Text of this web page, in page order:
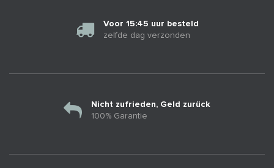
Voor 15:45 uur besteld
zelfde dag verzonden
Nicht zufrieden, Geld zurück
100% Garantie